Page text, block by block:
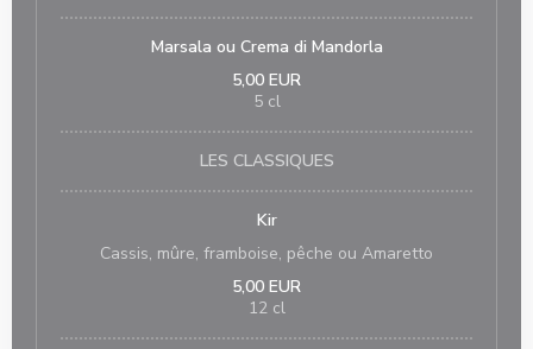
Marsala ou Crema di Mandorla
5,00 EUR
5 cl
LES CLASSIQUES
Kir
Cassis, mûre, framboise, pêche ou Amaretto
5,00 EUR
12 cl